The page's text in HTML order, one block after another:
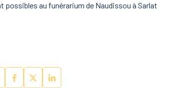
possibles au funérarium de Naudissou à Sarlat